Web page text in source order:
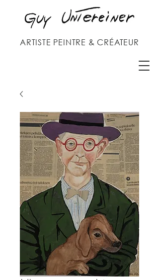
ARTISTE PEINTRE & CRÉATEUR